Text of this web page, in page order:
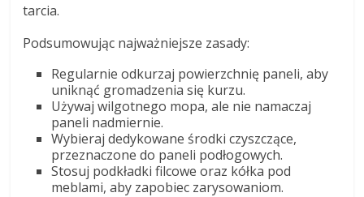
tarcia.
Podsumowując najważniejsze zasady:
Regularnie odkurzaj powierzchnię paneli, aby
uniknąć gromadzenia się kurzu.
Używaj wilgotnego mopa, ale nie namaczaj
paneli nadmiernie.
Wybieraj dedykowane środki czyszczące,
przeznaczone do paneli podłogowych.
Stosuj podkładki filcowe oraz kółka pod
meblami, aby zapobiec zarysowaniom.